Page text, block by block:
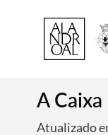
A
Atualizado